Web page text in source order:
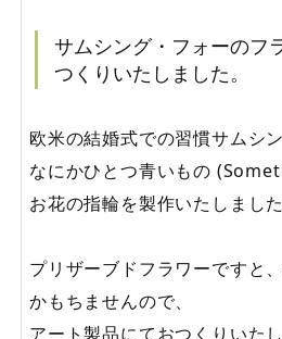
サムシング・フォーのフ
つくりいたしました。
欧米の結婚式での習慣サムシ
なにかひとつ青いもの
お花の指輪を製作いたしました
プリザーブドフラワーですと
かもちませんので、
アート製品にておつくりいたし